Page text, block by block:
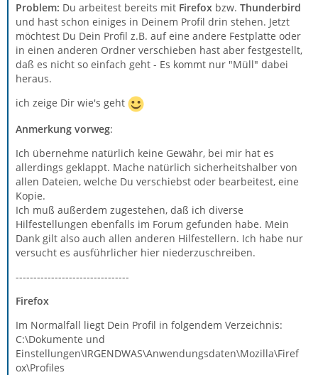
Problem: Du arbeitest bereits mit Firefox bzw. Thunderbird
und hast schon einiges in Deinem Profil drin stehen. Jetzt
möchtest Du Dein Profil z.B. auf eine andere Festplatte oder
in einen anderen Ordner verschieben hast aber festgestellt,
daß es nicht so einfach geht - Es kommt nur "Müll" dabei
heraus.
ich zeige Dir wie's geht
Anmerkung vorweg:
Ich übernehme natürlich keine Gewähr, bei mir hat es
allerdings geklappt. Mache natürlich sicherheitshalber von
allen Dateien, welche Du verschiebst oder bearbeitest, eine
Kopie.
Ich muß außerdem zugestehen, daß ich diverse
Hilfestellungen ebenfalls im Forum gefunden habe. Mein
Dank gilt also auch allen anderen Hilfestellern. Ich habe nur
versucht es ausführlicher hier niederzuschreiben.
--------------------------------
Firefox
Im Normalfall liegt Dein Profil in folgendem Verzeichnis:
C:\Dokumente und
Einstellungen\IRGENDWAS\Anwendungsdaten\Mozilla\Firef
ox\Profiles